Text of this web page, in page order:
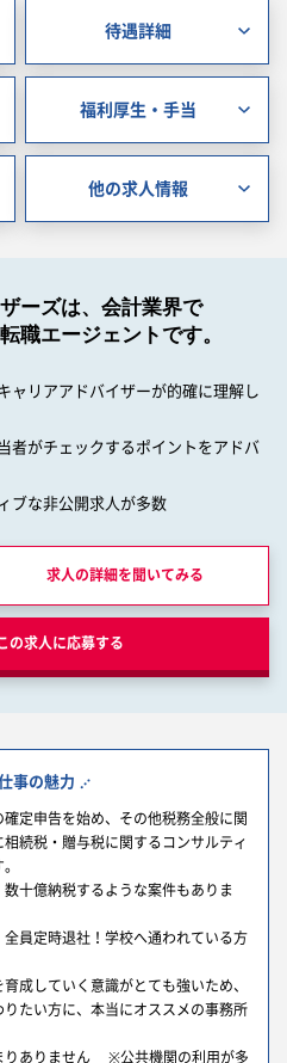
待遇詳細
福利厚生・手当
他の求人情報
ーズは、会計業界で
職エージェントです。
ャリアアドバイザーが的確に理解し
者がチェックするポイントをアドバ
ブな非公開求人が多数
求人の詳細を聞いてみる
の求人に応募する
事の魅力
定申告を始め、その他税務全般に関
続税・贈与税に関するコンサルティ
十億納税するような案件もありま
員定時退社！学校へ通われている方
成していく意識がとても強いため、
たい方に、本当にオススメの事務所
りありません ※公共機関の利用が多